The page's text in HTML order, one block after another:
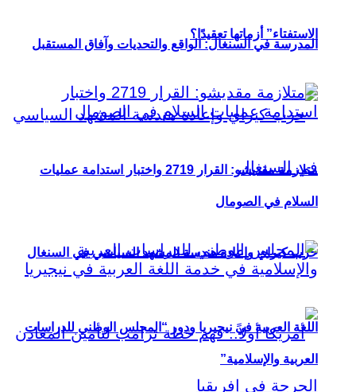
الاستفتاء” أزماتها تعقيدًا؟
حزب كيراي وإعادة هندسة المشهد السياسي في السنغال
المدرسة في السنغال: الواقع والتحديات وآفاق المستقبل
متلازمة مقديشو: القرار 2719 واختبار استدامة عمليات
السلام في الصومال
اللغة العربية في نيجيريا ودور “المجلس الوطني للدراسات
العربية والإسلامية”